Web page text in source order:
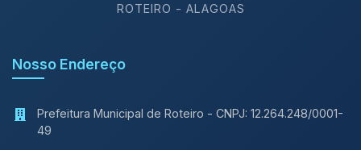
ROTEIRO - ALAGOAS
Nosso Endereço
Prefeitura Municipal de Roteiro - CNPJ: 12.264.248/0001-
49